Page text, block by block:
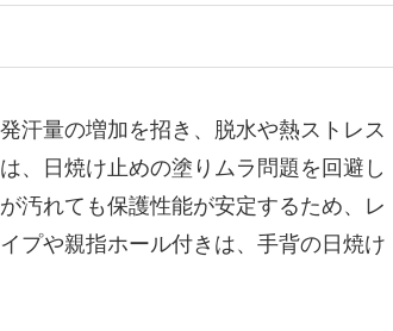
汗量の増加を招き、脱水や熱ストレス
、日焼け止めの塗りムラ問題を回避し
汚れても保護性能が安定するため、レ
プや親指ホール付きは、手背の日焼け